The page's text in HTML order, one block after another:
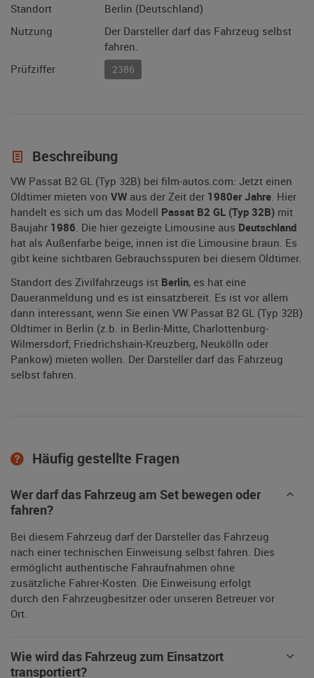
Standort
Berlin (Deutschland)
Nutzung
Der Darsteller darf das Fahrzeug selbst
fahren.
Prüfziffer
2386
Beschreibung
VW Passat B2 GL (Typ 32B) bei film-autos.com: Jetzt einen
Oldtimer mieten von VW aus der Zeit der 1980er Jahre. Hier
handelt es sich um das Modell Passat B2 GL (Typ 32B) mit
Baujahr 1986. Die hier gezeigte Limousine aus Deutschland
hat als Außenfarbe beige, innen ist die Limousine braun. Es
gibt keine sichtbaren Gebrauchsspuren bei diesem Oldtimer.
Standort des Zivilfahrzeugs ist Berlin, es hat eine
Daueranmeldung und es ist einsatzbereit. Es ist vor allem
dann interessant, wenn Sie einen VW Passat B2 GL (Typ 32B)
Oldtimer in Berlin (z.b. in Berlin-Mitte, Charlottenburg-
Wilmersdorf, Friedrichshain-Kreuzberg, Neukölln oder
Pankow) mieten wollen. Der Darsteller darf das Fahrzeug
selbst fahren.
Häufig gestellte Fragen
Wer darf das Fahrzeug am Set bewegen oder
fahren?
Bei diesem Fahrzeug darf der Darsteller das Fahrzeug
nach einer technischen Einweisung selbst fahren. Dies
ermöglicht authentische Fahraufnahmen ohne
zusätzliche Fahrer-Kosten. Die Einweisung erfolgt
durch den Fahrzeugbesitzer oder unseren Betreuer vor
Ort.
Wie wird das Fahrzeug zum Einsatzort
transportiert?